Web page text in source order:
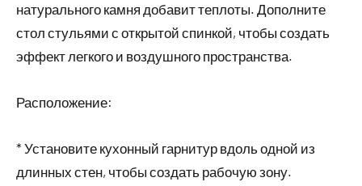
натурального камня добавит теплоты. Дополните
стол стульями с открытой спинкой, чтобы создать
эффект легкого и воздушного пространства.
Расположение:
* Установите кухонный гарнитур вдоль одной из
длинных стен, чтобы создать рабочую зону.